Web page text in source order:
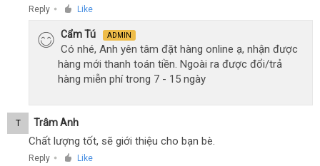
Reply ● Like
Cẩm Tú ADMIN
Có nhé, Anh yên tâm đặt hàng online ạ, nhận được
hàng mới thanh toán tiền. Ngoài ra được đổi/trả
hàng miễn phí trong 7 - 15 ngày
T Trâm Anh
Chất lượng tốt, sẽ giới thiệu cho bạn bè.
Reply ● Like